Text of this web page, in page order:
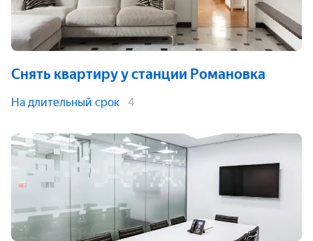
Снять квартируу станции Романовка
На длительный срок 4